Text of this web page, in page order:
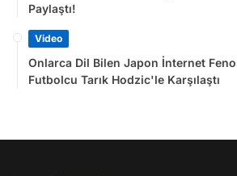
Paylaştı!
Video
Onlarca Dil Bilen Japon İnternet
Futbolcu Tarık Hodzic'le Karşılaştı